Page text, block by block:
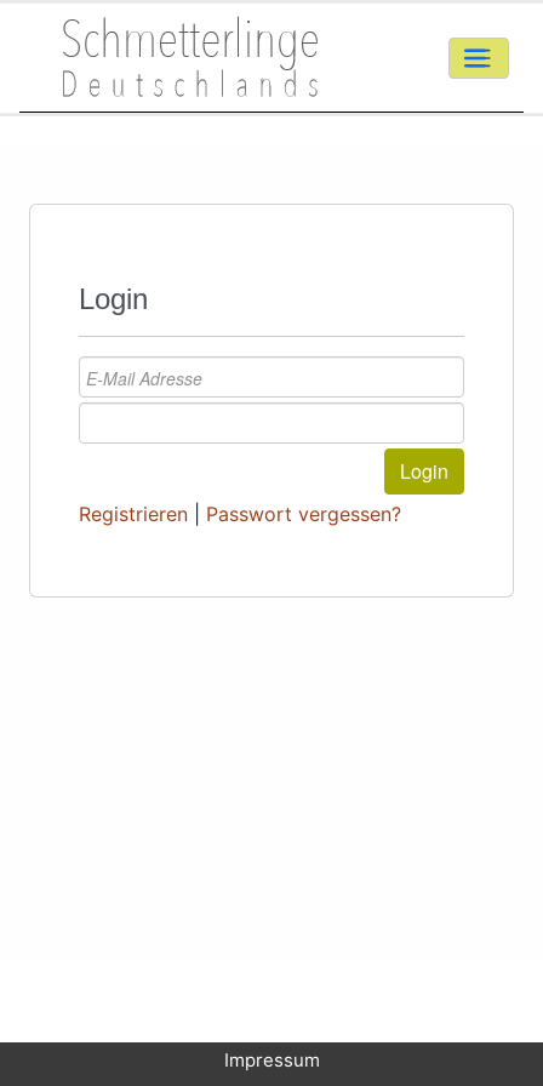
Login
Login
Registrieren Passwort vergessen?
Impressum